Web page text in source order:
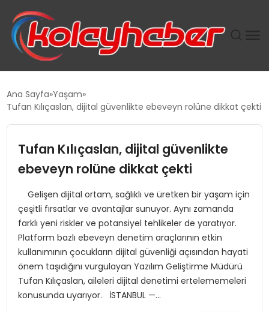
TANYER YAPI ZEMIN MÜHENDISLIĞINDE HEDEF
BÜYÜTTÜ
TOROSLAR’DA PAZAR GERGİNLİĞİ!
Ana Sayfa Yaşam
Tufan Kılıçaslan, dijital güvenlikte ebeveyn rolüne dikkat çekti
Tufan Kılıçaslan, dijital güvenlikte
ebeveyn rolüne dikkat çekti
Gelişen dijital ortam, sağlıklı ve üretken bir yaşam için
çeşitli fırsatlar ve avantajlar sunuyor. Aynı zamanda
farklı yeni riskler ve potansiyel tehlikeler de yaratıyor.
Platform bazlı ebeveyn denetim araçlarının etkin
kullanımının çocukların dijital güvenliği açısından hayati
önem taşıdığını vurgulayan Yazılım Geliştirme Müdürü
Tufan Kılıçaslan, aileleri dijital denetimi ertelememeleri
konusunda uyarıyor. İSTANBUL —…